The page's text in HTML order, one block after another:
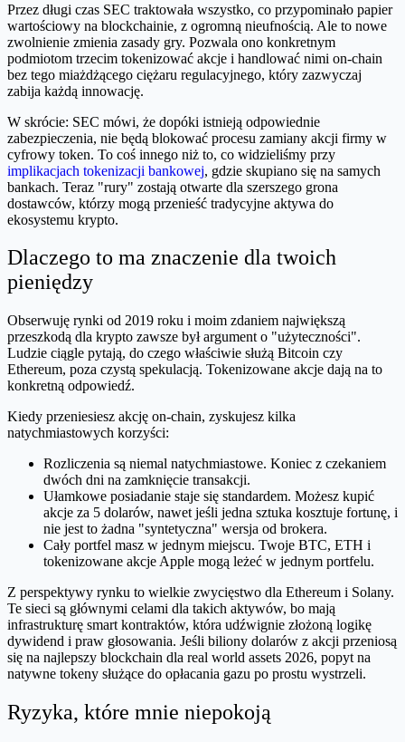
Przez długi czas SEC traktowała wszystko, co przypominało papier
wartościowy na blockchainie, z ogromną nieufnością. Ale to nowe
zwolnienie zmienia zasady gry. Pozwala ono konkretnym
podmiotom trzecim tokenizować akcje i handlować nimi on-chain
bez tego miażdżącego ciężaru regulacyjnego, który zazwyczaj
zabija każdą innowację.
W skrócie: SEC mówi, że dopóki istnieją odpowiednie
zabezpieczenia, nie będą blokować procesu zamiany akcji firmy w
cyfrowy token. To coś innego niż to, co widzieliśmy przy
implikacjach tokenizacji bankowej, gdzie skupiano się na samych
bankach. Teraz "rury" zostają otwarte dla szerszego grona
dostawców, którzy mogą przenieść tradycyjne aktywa do
ekosystemu krypto.
Dlaczego to ma znaczenie dla twoich
pieniędzy
Obserwuję rynki od 2019 roku i moim zdaniem największą
przeszkodą dla krypto zawsze był argument o "użyteczności".
Ludzie ciągle pytają, do czego właściwie służą Bitcoin czy
Ethereum, poza czystą spekulacją. Tokenizowane akcje dają na to
konkretną odpowiedź.
Kiedy przeniesiesz akcję on-chain, zyskujesz kilka
natychmiastowych korzyści:
Rozliczenia są niemal natychmiastowe. Koniec z czekaniem
dwóch dni na zamknięcie transakcji.
Ułamkowe posiadanie staje się standardem. Możesz kupić
akcje za 5 dolarów, nawet jeśli jedna sztuka kosztuje fortunę, i
nie jest to żadna "syntetyczna" wersja od brokera.
Cały portfel masz w jednym miejscu. Twoje BTC, ETH i
tokenizowane akcje Apple mogą leżeć w jednym portfelu.
Z perspektywy rynku to wielkie zwycięstwo dla Ethereum i Solany.
Te sieci są głównymi celami dla takich aktywów, bo mają
infrastrukturę smart kontraktów, która udźwignie złożoną logikę
dywidend i praw głosowania. Jeśli biliony dolarów z akcji przeniosą
się na najlepszy blockchain dla real world assets 2026, popyt na
natywne tokeny służące do opłacania gazu po prostu wystrzeli.
Ryzyka, które mnie niepokoją